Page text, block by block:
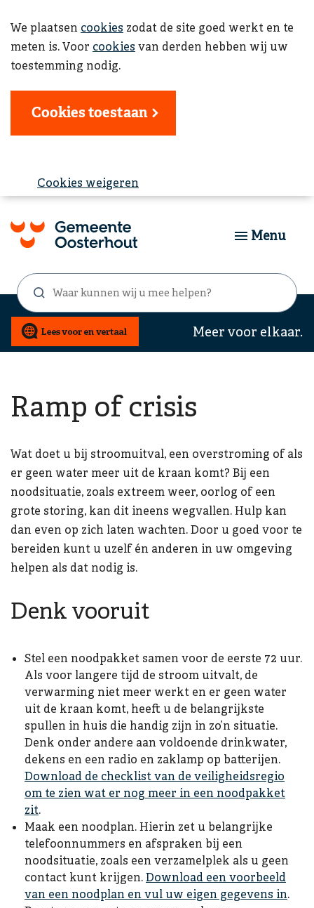
We plaatsen cookies zodat de site goed werkt en te
meten is. Voor cookies van derden hebben wij uw
toestemming nodig.
Cookies toestaan
Cookies weigeren
Zoekformulier
Waar
kunnen
wij
u
mee
Menu
Meer voor elkaar.
Ramp of crisis
Wat doet u bij stroomuitval, een overstroming of als
er geen water meer uit de kraan komt? Bij een
noodsituatie, zoals extreem weer, oorlog of een
grote storing, kan dit ineens wegvallen. Hulp kan
dan even op zich laten wachten. Door u goed voor te
bereiden kunt u uzelf én anderen in uw omgeving
helpen als dat nodig is.
Denk vooruit
Stel een noodpakket samen voor de eerste 72 uur.
Als voor langere tijd de stroom uitvalt, de
verwarming niet meer werkt en er geen water
uit de kraan komt, heeft u de belangrijkste
spullen in huis die handig zijn in zo’n situatie.
Denk onder andere aan voldoende drinkwater,
dekens en een radio en zaklamp op batterijen.
Download de checklist van de veiligheidsregio
om te zien wat er nog meer in een noodpakket
zit.
Maak een noodplan. Hierin zet u belangrijke
telefoonnummers en afspraken bij een
noodsituatie, zoals een verzamelplek als u geen
contact kunt krijgen.Download een voorbeeld
van een noodplan en vul uw eigen gegevens in.